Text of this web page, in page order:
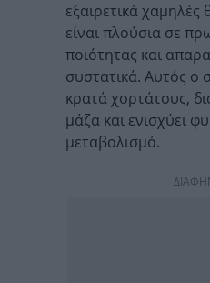
εξαιρετικά χαμηλές
είναι πλούσια σε
ποιότητας και
συστατικά. Αυτός ο
κρατά χορτάτους,
μάζα και ενισχύει
μεταβολισμό.